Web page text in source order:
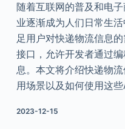
随着互联网的普及和电
业逐渐成为人们日常生
足用户对快递物流信息
接口，允许开发者通过
息。本文将介绍快递物
用场景以及如何使用这些
2023-12-15